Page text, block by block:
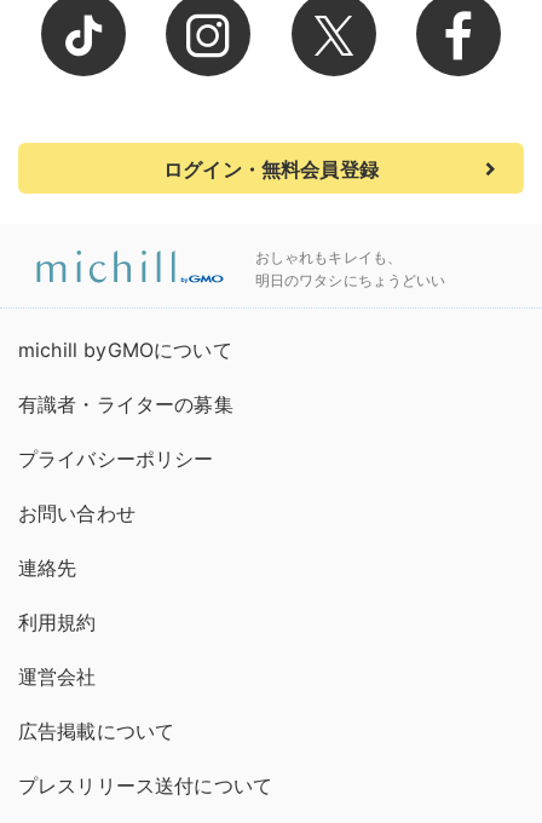
ログイン・無料会員登録
おしゃれもキレイも、
明日のワタシにちょうどいい
michill byGMOについて
有識者・ライターの募集
プライバシーポリシー
お問い合わせ
連絡先
利用規約
運営会社
広告掲載について
プレスリリース送付について